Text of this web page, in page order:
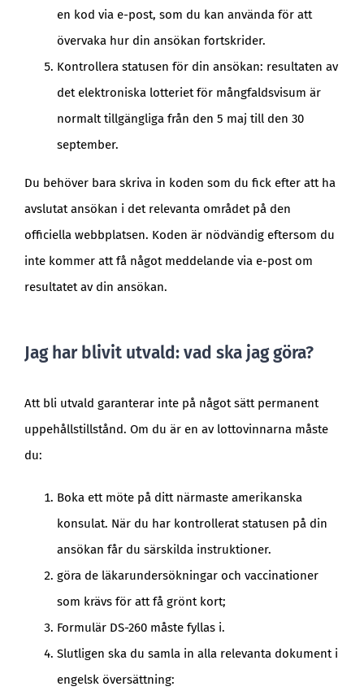
en kod via e-post, som du kan använda för att
övervaka hur din ansökan fortskrider.
Kontrollera statusen för din ansökan: resultaten av
det elektroniska lotteriet för mångfaldsvisum är
normalt tillgängliga från den 5 maj till den 30
september.
Du behöver bara skriva in koden som du fick efter att ha
avslutat ansökan i det relevanta området på den
officiella webbplatsen. Koden är nödvändig eftersom du
inte kommer att få något meddelande via e-post om
resultatet av din ansökan.
Jag har blivit utvald: vad ska jag göra?
Att bli utvald garanterar inte på något sätt permanent
uppehållstillstånd. Om du är en av lottovinnarna måste
du:
Boka ett möte på ditt närmaste amerikanska
konsulat. När du har kontrollerat statusen på din
ansökan får du särskilda instruktioner.
göra de läkarundersökningar och vaccinationer
som krävs för att få grönt kort;
Formulär DS-260 måste fyllas i.
Slutligen ska du samla in alla relevanta dokument i
engelsk översättning: